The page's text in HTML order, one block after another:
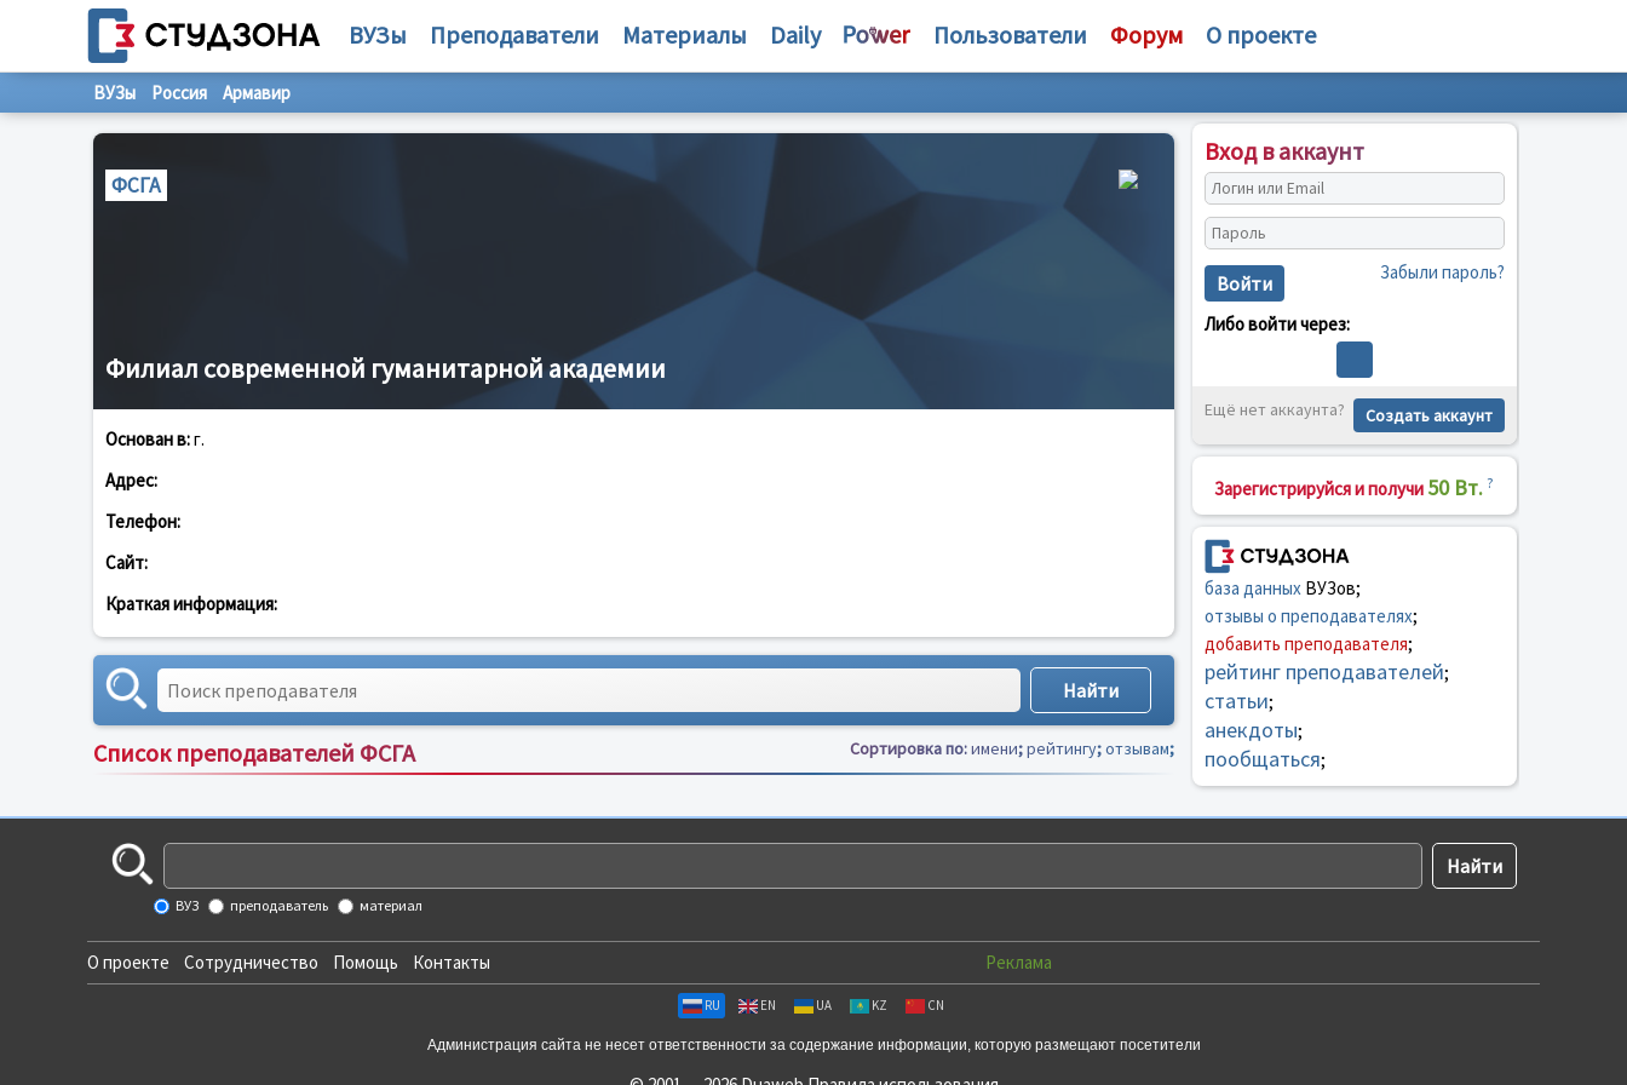
ВУЗы Преподаватели Материалы Daily Пользователи Форум О проекте
ВУЗы Россия Армавир
ФСГА
Филиал современной гуманитарной академии
Основан в:г.
Адрес:
Телефон:
Сайт:
Краткая информация:
Список преподавателей ФСГА Сортировка по:имени;рейтингу;отзывам;
Вход в аккаунт
Войти Забыли пароль?
Либо войти через:
Ещё нет аккаунта? Создать аккаунт
Зарегистрируйся и получи 50 Вт. ?
база данныхВУЗов;
отзывы о преподавателях;
добавить преподавателя;
рейтинг преподавателей;
статьи;
анекдоты;
пообщаться;
ВУЗ преподаватель материал
О проекте Сотрудничество Помощь Контакты Реклама
RU EN UA KZ CN
Администрация сайта не несет ответственности за содержание информации, которую размещают посетители